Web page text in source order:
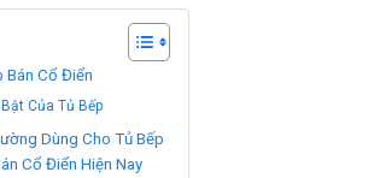
Bán Cổ Điển
Của Tủ Bếp
Dùng Cho Tủ Bếp
Cổ Điển Hiện Nay